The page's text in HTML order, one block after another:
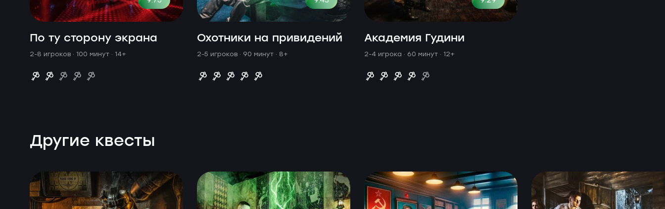
По ту сторону экрана
2-8 игроков · 100 минут · 14+
Охотники на привидений
2-5 игроков · 90 минут · 8+
Академия Гудини
2-4 игрока · 60 минут · 12+
Другие квесты